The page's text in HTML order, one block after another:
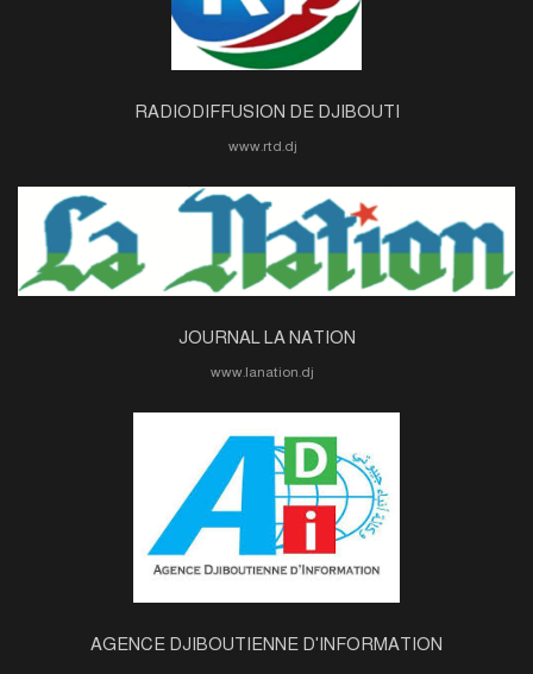
RADIODIFFUSION DE DJIBOUTI
JOURNAL LA NATION
AGENCE DJIBOUTIENNE D'INFORMATION